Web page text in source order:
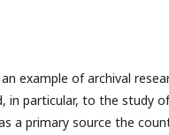
example of archival
in particular, to the study
a primary source the